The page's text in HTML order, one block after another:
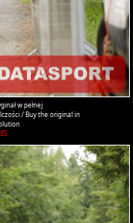
w pełnej
/ Buy the original in